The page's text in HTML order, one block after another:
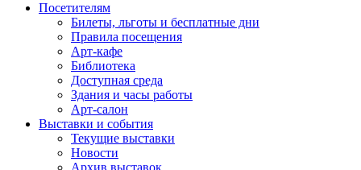
Посетителям
Билеты, льготы и бесплатные дни
Правила посещения
Арт-кафе
Библиотека
Доступная среда
Здания и часы работы
Арт-салон
Выставки и события
Текущие выставки
Новости
Архив выставок